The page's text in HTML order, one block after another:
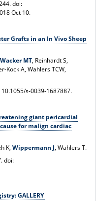
doi:
Oct 10.
Grafts in an In Vivo Sheep
Wacker MT, Reinhardt S,
Kock A, Wahlers TCW,
s-0039-1687887.
giant pericardial
for malign cardiac
K, Wippermann J, Wahlers T.
doi:
GALLERY